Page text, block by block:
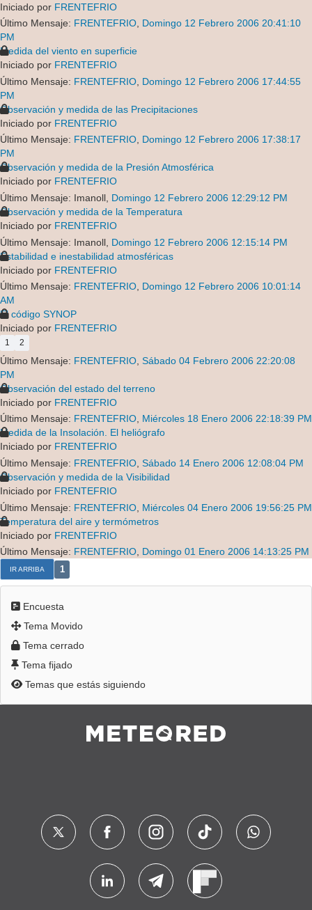
Iniciado por FRENTEFRIO
Último Mensaje: FRENTEFRIO Domingo 12 Febrero 2006 20:41:10
PM
Medida del viento en superficie
Iniciado por FRENTEFRIO
Último Mensaje: FRENTEFRIO Domingo 12 Febrero 2006 17:44:55
PM
Observación y medida de las Precipitaciones
Iniciado por FRENTEFRIO
Último Mensaje: FRENTEFRIO, Domingo 12 Febrero 2006 17:38:17
PM
Observación y medida de la Presión Atmosférica
Iniciado por FRENTEFRIO
Último Mensaje: Imanoll, Domingo 12 Febrero 2006 12:29:12 PM
Observación y medida de la Temperatura
Iniciado por FRENTEFRIO
Último Mensaje: Imanoll, Domingo 12 Febrero 2006 12:15:14 PM
Estabilidad e inestabilidad atmosféricas
Iniciado por FRENTEFRIO
Último Mensaje: FRENTEFRIO Domingo 12 Febrero 2006 10:01:14
AM
El código SYNOP
Iniciado por FRENTEFRIO
1 2
Último Mensaje: FRENTEFRIO Sábado 04 Febrero 2006 22:20:08
PM
Observación del estado del terreno
Iniciado por FRENTEFRIO
Último Mensaje: FRENTEFRIO, Miércoles 18 Enero 2006 22:18:39 PM
Medida de la Insolación. El heliógrafo
Iniciado por FRENTEFRIO
Último Mensaje: FRENTEFRIO Sábado 14 Enero 2006 12:08:04 PM
Observación y medida de la Visibilidad
Iniciado por FRENTEFRIO
Último Mensaje: FRENTEFRIO Miércoles 04 Enero 2006 19:56:25 PM
Temperatura del aire y termómetros
Iniciado por FRENTEFRIO
Último Mensaje: FRENTEFRIO Domingo 01 Enero 2006 14:13:25 PM
IR ARRIBA 1
Encuesta
Tema Movido
Tema cerrado
Tema fijado
Temas que estás siguiendo